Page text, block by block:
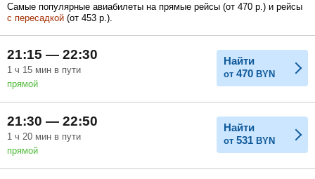
Февраль
Май Июль
Самые популярные авиабилеты на прямые рейсы (от 470 р. ) и рейсы
с пересадкой (от 453 р. ).
21:15 — 22:30
1 ч 15 мин в пути
прямой
Найти
от 470 BYN
21:30 — 22:50
1 ч 20 мин в пути
прямой
Найти
от 531 BYN